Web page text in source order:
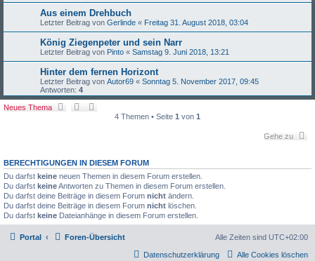
Aus einem Drehbuch
Letzter Beitrag von Gerlinde « Freitag 31. August 2018, 03:04
König Ziegenpeter und sein Narr
Letzter Beitrag von Pinto « Samstag 9. Juni 2018, 13:21
Hinter dem fernen Horizont
Letzter Beitrag von Autor69 « Sonntag 5. November 2017, 09:45
Antworten: 4
Neues Thema
4 Themen • Seite 1 von 1
Gehe zu
BERECHTIGUNGEN IN DIESEM FORUM
Du darfst keine neuen Themen in diesem Forum erstellen.
Du darfst keineAntworten zu Themen in diesem Forum erstellen.
Du darfst deine Beiträge in diesem Forum nicht ändern.
Du darfst deine Beiträge in diesem Forum nicht löschen.
Du darfst keine Dateianhänge in diesem Forum erstellen.
Portal Foren-Übersicht Alle Zeiten sind UTC+02:00
Alle Cookies löschen
Datenschutzerklärung